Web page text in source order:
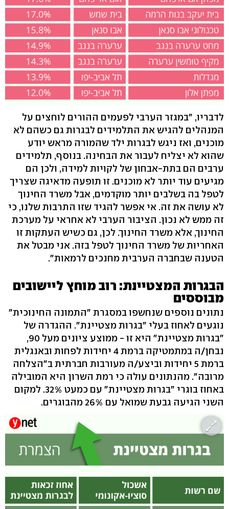
לדבריו, "במגזר הערבי לפעמים ההורים לוחצים על
המנהלים להגיש את התלמידים לבגרות גם כשהם לא
מוכנים, ואז ניגש לבגרות ילד שהמורה מראש יודע
שהוא לא יצליח לעבור את הבחינה. בנוסף, תלמידים
ערבים הם בתת-אבחון של לקויות למידה, ולכן הם
מגיעים עוד יותר לא מוכנים. זו תופעה מדאיגה שצריך
לטפל בה בשלבים יותר מוקדמים, אבל משרד החינוך
לא עושה את זה. אי אפשר להגיד שזו התרבות שלנו, כי
זה ממש לא נכון. הציבור הערבי לא אחראי על מערכת
החינוך, אלא משרד החינוך. לכן, גם כשיש העתקות זו
האחריות של משרד החינוך לטפל בזה. אני מבטל את
הטענה שבחברה הערבית מחנכים לרמאות".
הבגרות המצטיינת: רוב מוחץ ליישובים
מבוססים
נתונים נוספים שנחשפו במסגרת "התמונה החינוכית"
נוגעים לאחוז בעלי "בגרות מצטיינת". ההגדרה של
"בגרות מצטיינת" היא זו - ממוצע ציונים מעל 90,
נבחן/ה במתמטיקה ברמת 4 יחידות לפחות ובאנגלית
ברמת 5 יחידות וביצע/ה מעורבות חברתית ב"הצלחה
מרובה". מהנתונים עולה כי רמת השרון היא המובילה
באחוז בוגרי "בגרות מצטיינת" עם כמעט 32%. למקום
השני הגיעה גבעת שמואל עם 26% מהבוגרים.